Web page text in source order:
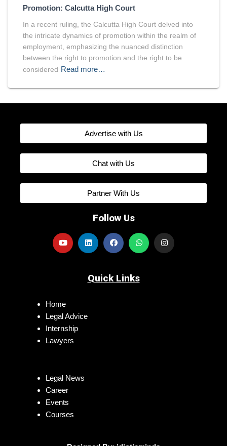
Promotion: Calcutta High Court
In a recent ruling, the Calcutta High Court delved into
the intricate dynamics of promotion within the realm of
employment, emphasizing the nuanced distinction
between the right to promotion and the right to be
considered Read more…
Advertise with Us
Chat with Us
Partner With Us
Follow Us
Quick Links
Home
Legal Advice
Internship
Lawyers
Legal News
Career
Events
Courses